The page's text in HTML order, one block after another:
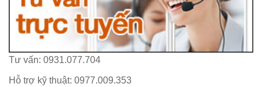
Tư vấn: 0931.077.704
Hỗ trợ kỹ thuật: 0977.009.353